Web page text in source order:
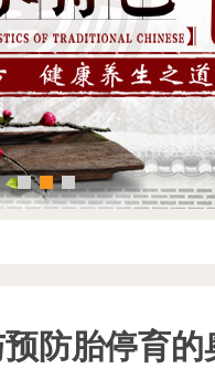
防胎停育的